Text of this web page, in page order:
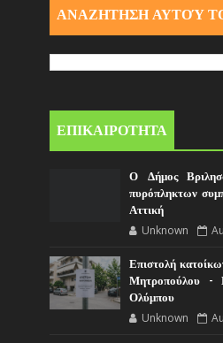
ΑΝΑΖΗΤΗΣΗ ΑΥΤΟΎ
ΕΠΙΚΑΙΡΟΤΗΤΑ
Ο Δήμος
πυρόπληκτων
Αττική
Unknown
Επιστολή
Μητροπούλου -
Ολύμπου
Unknown